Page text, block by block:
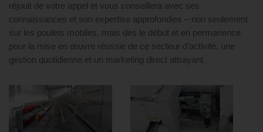
réjouit de votre appel et vous conseillera avec ses
connaissances et son expertise approfondies – non seulement
sur les poulets mobiles, mais dès le début et en permanence
pour la mise en œuvre réussie de ce secteur d’activité, une
gestion quotidienne et un marketing direct attrayant.